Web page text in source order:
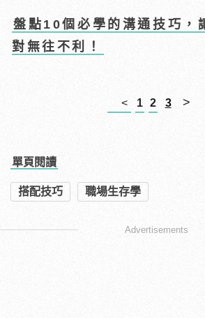
盤點10個必學的溝通技巧，
對無往不利！
< 1 2 3 >
單頁閱讀
搭配技巧 職場生存學
Advertisements